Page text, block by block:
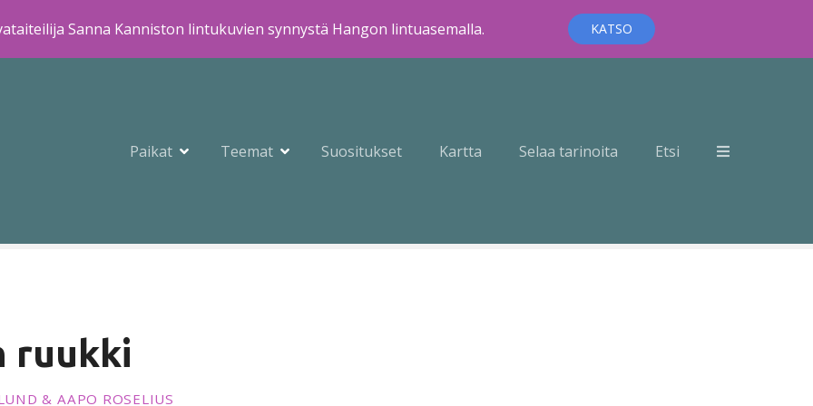
Sanna Kanniston lintukuvien synnystä Hangon lintuasemalla. KATSO
Paikat Teemat Suositukset Kartta Selaa tarinoita Etsi
ruukki
& AAPO ROSELIUS